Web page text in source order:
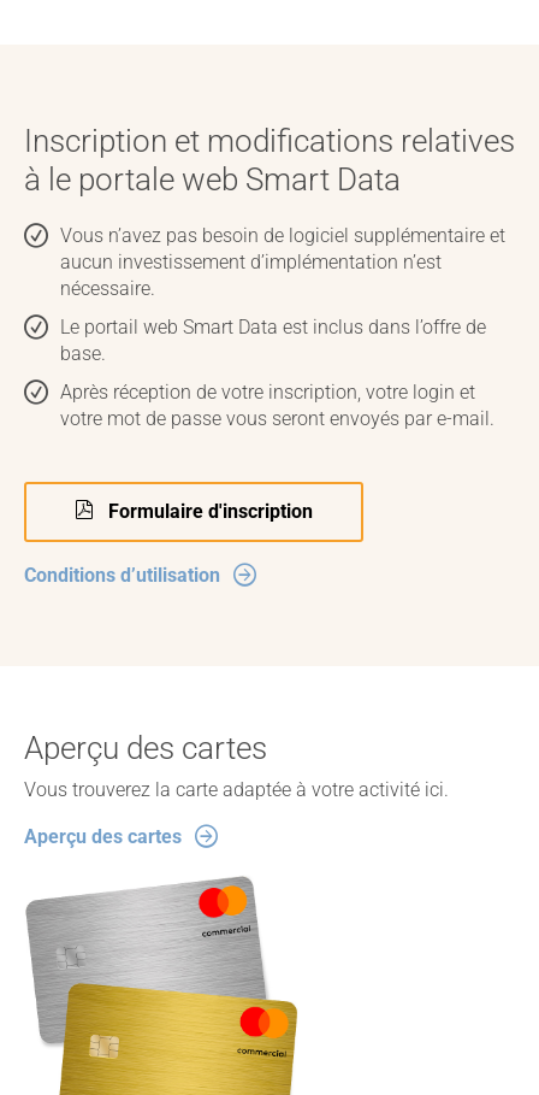
Inscription et modifications relatives
à le portale web Smart Data
Vous n’avez pas besoin de logiciel supplémentaire et
aucun investissement d’implémentation n’est
nécessaire.
Le portail web Smart Data est inclus dans l’offre de
base.
Après réception de votre inscription, votre login et
votre mot de passe vous seront envoyés par e-mail.
Formulaire d'inscription
Conditions d’utilisation
Aperçu des cartes
Vous trouverez la carte adaptée à votre activité ici.
Aperçu des cartes